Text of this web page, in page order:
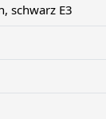
schwarz E3